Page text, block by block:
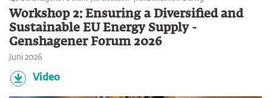
Workshop 2: Ensuring a Diversified and
Sustainable EU Energy Supply -
Genshagener Forum 2026
Juni 2026
Video